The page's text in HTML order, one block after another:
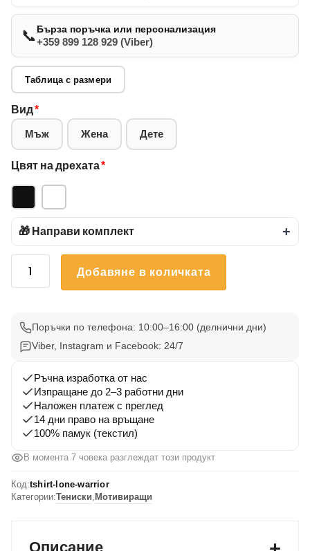
📞Бърза поръчка или персонализация
+359 899 128 929 (Viber)
Таблица с размери
Вид*
Мъж Жена Дете
Цвят на дрехата*
🎁 Направи комплект +
количество
Воин
Добавяне в количката
Поръчки по телефона: 10:00–16:00 (делнични дни)
Viber, Instagram и Facebook: 24/7
Ръчна изработка от нас
Изпращане до 2–3 работни дни
Наложен платеж с преглед
14 дни право на връщане
100% памук (текстил)
В момента 7 човека разглеждат този продукт
Код:tshirt-lone-warrior
Категории:Тениски, Мотивиращи
Описание